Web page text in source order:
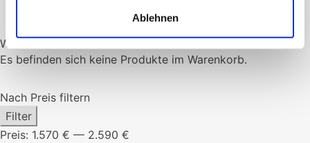
Ablehnen
Warenkorb
Es befinden sich keine Produkte im Warenkorb.
Nach Preis filtern
Min.
Preis
Max.
Preis
Filter
Preis: 1.570 € — 2.590 €